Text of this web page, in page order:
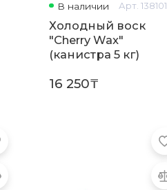
В наличии Арт. 138101
Холодный воск
"Cherry Wax"
(канистра 5 кг)
16 250₸